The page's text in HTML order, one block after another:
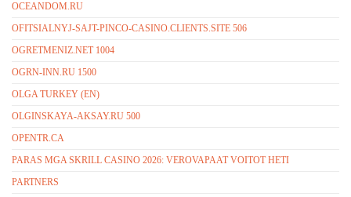
OCEANDOM.RU
OFITSIALNYJ-SAJT-PINCO-CASINO.CLIENTS.SITE 506
OGRETMENIZ.NET 1004
OGRN-INN.RU 1500
OLGA TURKEY (EN)
OLGINSKAYA-AKSAY.RU 500
OPENTR.CA
PARAS MGA SKRILL CASINO 2026: VEROVAPAAT VOITOT HETI
PARTNERS